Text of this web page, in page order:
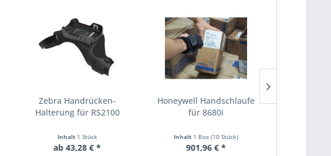
Zebra Handrücken-
Halterung für RS2100
Inhalt 1 Stück
ab 43,28 € *
Honeywell Handschlaufe
für 8680i
Inhalt 1 Box (10 Stück)
901,96 € *